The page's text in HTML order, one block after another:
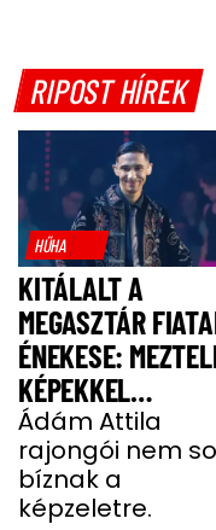
RIPOST HÍREK
HŰHA
KITÁLALT A
MEGASZTÁR
ÉNEKESE:
KÉPEKKEL
HALMOZZÁK EL A
RAJONGÓI
Ádám Attila
rajongói nem
bíznak a
képzeletre.